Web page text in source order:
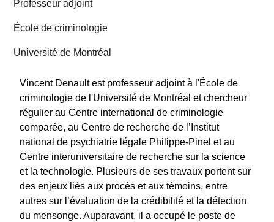
Professeur adjoint
École de criminologie
Université de Montréal
Vincent Denault est professeur adjoint à l'École de
criminologie de l'Université de Montréal et chercheur
régulier au Centre international de criminologie
comparée, au Centre de recherche de l’Institut
national de psychiatrie légale Philippe-Pinel et au
Centre interuniversitaire de recherche sur la science
et la technologie. Plusieurs de ses travaux portent sur
des enjeux liés aux procès et aux témoins, entre
autres sur l’évaluation de la crédibilité et la détection
du mensonge. Auparavant, il a occupé le poste de